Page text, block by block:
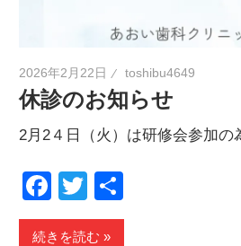
2026年2月22日 toshibu4649
休診のお知らせ
2月2４日（火）は研修会参加の
Facebook
Twitter
有
続きを読む